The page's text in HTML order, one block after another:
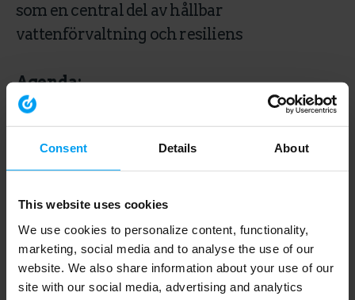
Consent Details About
This website uses cookies
We use cookies to personalize content, functionality,
marketing, social media and to analyse the use of our
website. We also share information about your use of our
site with our social media, advertising and analytics
som en central del av hållbar
vattenförvaltning och resiliens
Agenda:
- Mänskligt beteende och
vattenkonsumtion
- Varför information och
rekommendationer inte alltid leder till
förändrade vattenvanor
- Beteendeinsikter och nudging för hållbar
vattenanvändning
- Kommunikation som verktyg för resiliens
och långsiktig beteendeförändring